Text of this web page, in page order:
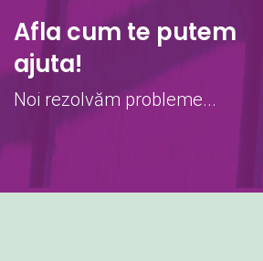
Afla cum te putem
ajuta!
Noi rezolvăm probleme...